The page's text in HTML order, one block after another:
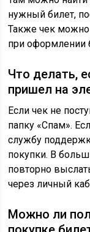
нужный билет,
Также чек можно
при оформлении
Что делать,
пришел на
Если чек не
папку «Спам».
службу
покупки. В
повторно
через личный
Можно ли